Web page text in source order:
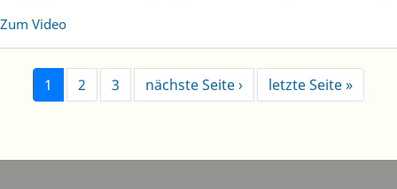
Zum Video
1 2 3 nächste Seite ›Next page
letzte Seite »Last